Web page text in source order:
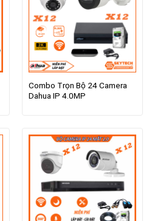
Combo Trọn Bộ 24 Camera
Dahua IP 4.0MP